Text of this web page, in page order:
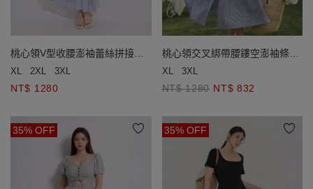
桃心領V型收腰澎袖蕾絲拼接長
洋裝
XL 2XL 3XL
NT$ 1280
桃心領交叉綁帶腰鏤空澎袖條紋
蛋糕短洋裝
XL 3XL
NT$ 1280 NT$ 832
35% OFF 35% OFF